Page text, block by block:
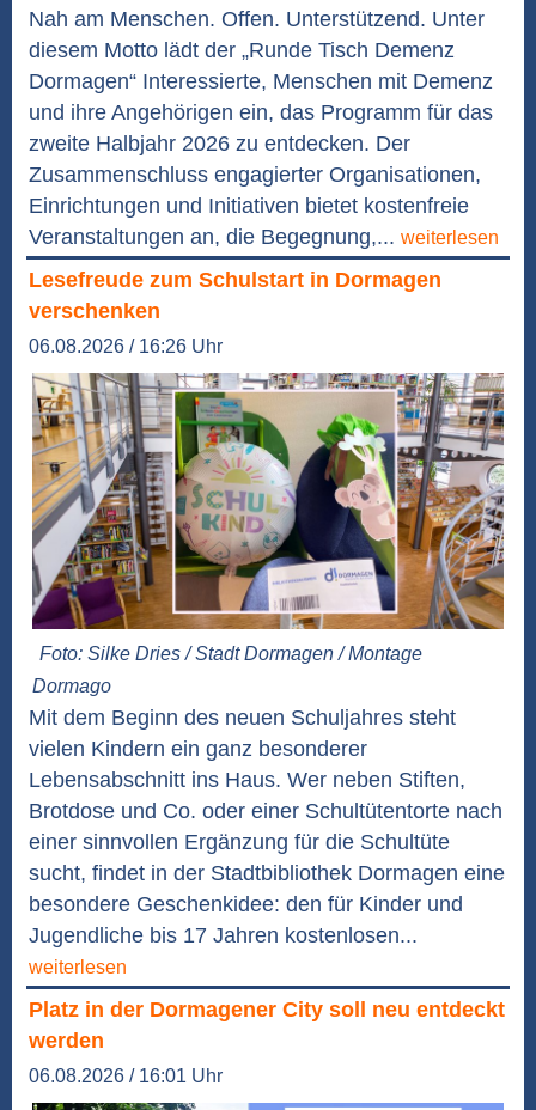
Nah am Menschen. Offen. Unterstützend. Unter
diesem Motto lädt der „Runde Tisch Demenz
Dormagen“ Interessierte, Menschen mit Demenz
und ihre Angehörigen ein, das Programm für das
zweite Halbjahr 2026 zu entdecken. Der
Zusammenschluss engagierter Organisationen,
Einrichtungen und Initiativen bietet kostenfreie
Veranstaltungen an, die Begegnung,... weiterlesen
Lesefreude zum Schulstart in Dormagen
verschenken
06.08.2026 / 16:26 Uhr
Foto: Silke Dries / Stadt Dormagen / Montage
Dormago
Mit dem Beginn des neuen Schuljahres steht
vielen Kindern ein ganz besonderer
Lebensabschnitt ins Haus. Wer neben Stiften,
Brotdose und Co. oder einer Schultütentorte nach
einer sinnvollen Ergänzung für die Schultüte
sucht, findet in der Stadtbibliothek Dormagen eine
besondere Geschenkidee: den für Kinder und
Jugendliche bis 17 Jahren kostenlosen...
weiterlesen
Platz in der Dormagener City soll neu entdeckt
werden
06.08.2026 / 16:01 Uhr